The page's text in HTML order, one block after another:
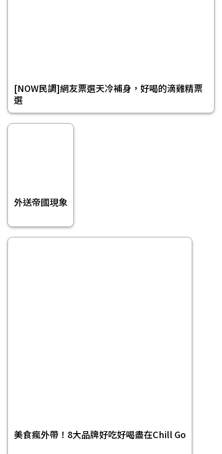
[NOW民調]網友票選天冷補身，好喝的滴雞精票
選
外送帝國現象
美食瘋外帶！8大品牌好吃好喝盡在Chill Go